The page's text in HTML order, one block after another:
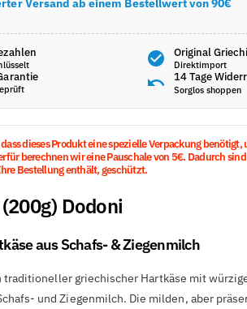
Original
Direktimport
14 Tage
Sorglos shoppen
dieses Produkt eine spezielle Verpackung benötigt,
berechnen wir eine Pauschale von 5€. Dadurch
Bestellung enthält, geschützt.
Dodoni
aus Schafs- & Ziegenmilch
griechischer Hartkäse mit
und Ziegenmilch. Die milden, aber